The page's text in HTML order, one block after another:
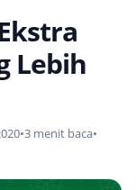
Lebih
•3 menit baca•